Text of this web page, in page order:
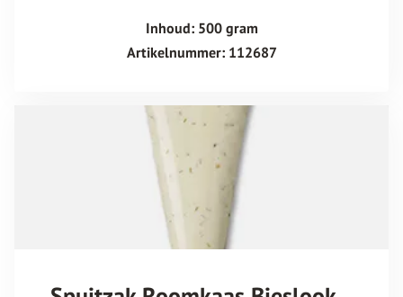
Inhoud: 500 gram
Artikelnummer: 112687